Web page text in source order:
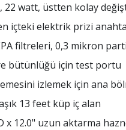
22 watt, üstten kolay
içteki elektrik prizi
filtreleri, 0,3 mikron
bütünlüğü için test portu
izlemek için ana
13 feet küp iç alan
x 12.0" uzun aktarma